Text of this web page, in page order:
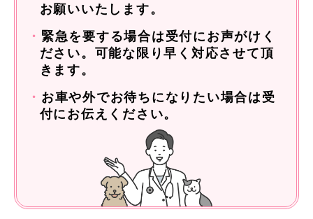
お願いいたします。
・ 緊急を要する場合は受付にお声がけく
ださい。可能な限り早く対応させて頂
きます。
・ お車や外でお待ちになりたい場合は受
付にお伝えください。